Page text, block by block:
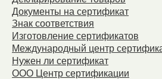
Документы на сертификат
Знак соответствия
Изготовление сертификатов
Международный центр
Нужен ли сертификат
ООО Центр сертификации